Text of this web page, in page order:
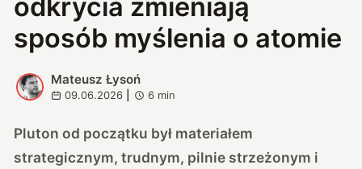
odkrycia zmieniają
sposób myślenia o atomie
M
Mateusz Łysoń
09.06.2026 6 min
Pluton od początku był materiałem
strategicznym, trudnym, pilnie strzeżonym i